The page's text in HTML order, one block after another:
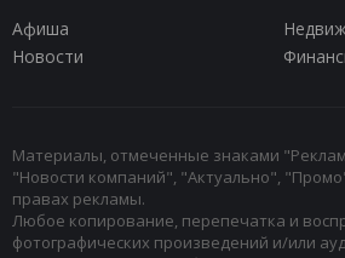
Афиша
Новости
Материалы, отмеченные знаками
"Новости компаний", "Актуально",
правах рекламы.
Любое копирование, перепечатка и
фотографических произведений и/или